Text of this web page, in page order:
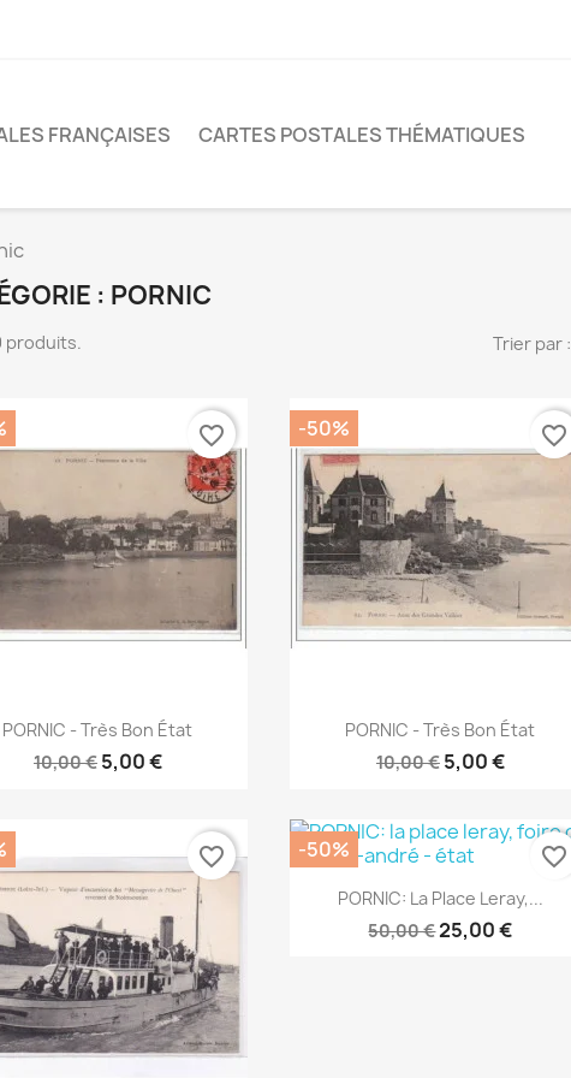
FRANÇAISES CARTES POSTALES THÉMATIQUES
: PORNIC
produits. Trier par :
Aperçu rapide
PORNIC - Très Bon État
10,00 € 5,00 €
favorite_border
Aperçu rapide
PORNIC - Très Bon État
10,00 € 5,00 €
-50% favorite_border
favorite_border
Aperçu rapide
PORNIC: La Place Leray,...
50,00 €25,00 €
-50% favorite_border